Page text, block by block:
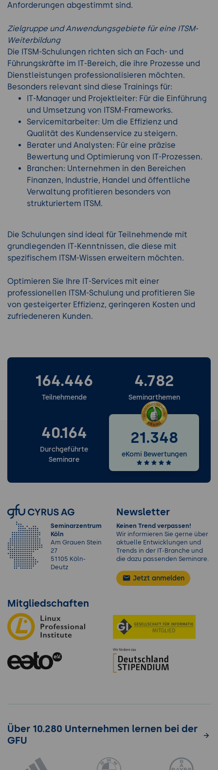
Anforderungen abgestimmt sind.
Zielgruppe und Anwendungsgebiete für eine ITSM-
Weiterbildung
Die ITSM-Schulungen richten sich an Fach- und
Führungskräfte im IT-Bereich, die ihre Prozesse und
Dienstleistungen professionalisieren möchten.
Besonders relevant sind diese Trainings für:
IT-Manager und Projektleiter: Für die Einführung
und Umsetzung von ITSM-Frameworks.
Servicemitarbeiter: Um die Effizienz und
Qualität des Kundenservice zu steigern.
Berater und Analysten: Für eine präzise
Bewertung und Optimierung von IT-Prozessen.
Branchen: Unternehmen in den Bereichen
Finanzen, Industrie, Handel und öffentliche
Verwaltung profitieren besonders von
strukturiertem ITSM.
Die Schulungen sind ideal für Teilnehmende mit
grundlegenden IT-Kenntnissen, die diese mit
spezifischem ITSM-Wissen erweitern möchten.
Optimieren Sie Ihre IT-Services mit einer
professionellen ITSM-Schulung und profitieren Sie
von gesteigerter Effizienz, geringeren Kosten und
zufriedeneren Kunden.
164.446
Teilnehmende
4.782
Seminarthemen
40.164
Durchgeführte
Seminare
21.348
eKomi Bewertungen
Seminarzentrum
Köln
Am Grauen Stein
27
51105 Köln-
Deutz
Newsletter
Keinen Trend verpassen!
Wir informieren Sie gerne über
aktuelle Entwicklungen und
Trends in der IT-Branche und
die dazu passenden Seminare.
Jetzt anmelden
Mitgliedschaften
Über 10.280 Unternehmen lernen bei der
GFU